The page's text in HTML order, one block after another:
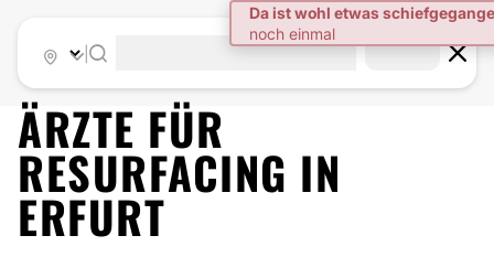
ÄRZTE FÜR
RESURFACING IN
ERFURT